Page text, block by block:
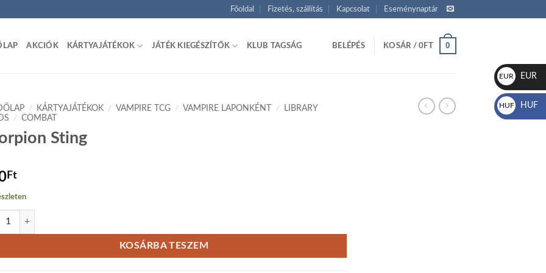
Főoldal Fizetés, szállítás Kapcsolat Eseménynaptár
AKCIÓK KÁRTYAJÁTÉKOK JÁTÉK KIEGÉSZÍTŐK KLUB TAGSÁG BELÉPÉS KOSÁR /0FT 0
/ KÁRTYAJÁTÉKOK / VAMPIRE TCG / VAMPIRE LAPONKÉNT /
LIBRARY
/ COMBAT
Sting
Ft
Sting mennyiség
KOSÁRBA TESZEM
EUR
€
EUR
HUF
Ft
HUF